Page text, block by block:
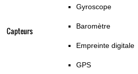
Capteurs
Gyroscope
Baromètre
Empreinte digitale
GPS